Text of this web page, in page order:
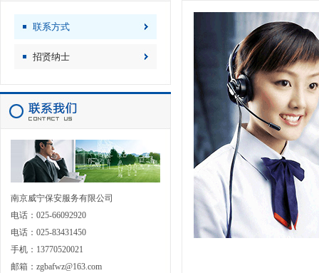
联系方式
招贤纳士
南京威宁保安服务有限公司
电话：025-66092920
电话：025-83431450
手机：13770520021
邮箱：zgbafwz@163.com